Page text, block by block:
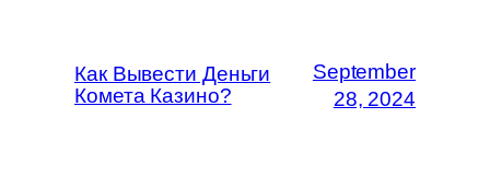
Как Вывести Деньги
Комета Казино?
September
28, 2024